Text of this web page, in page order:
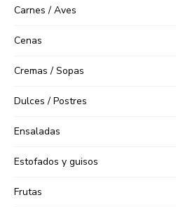
Carnes / Aves
Cenas
Cremas / Sopas
Dulces / Postres
Ensaladas
Estofados y guisos
Frutas